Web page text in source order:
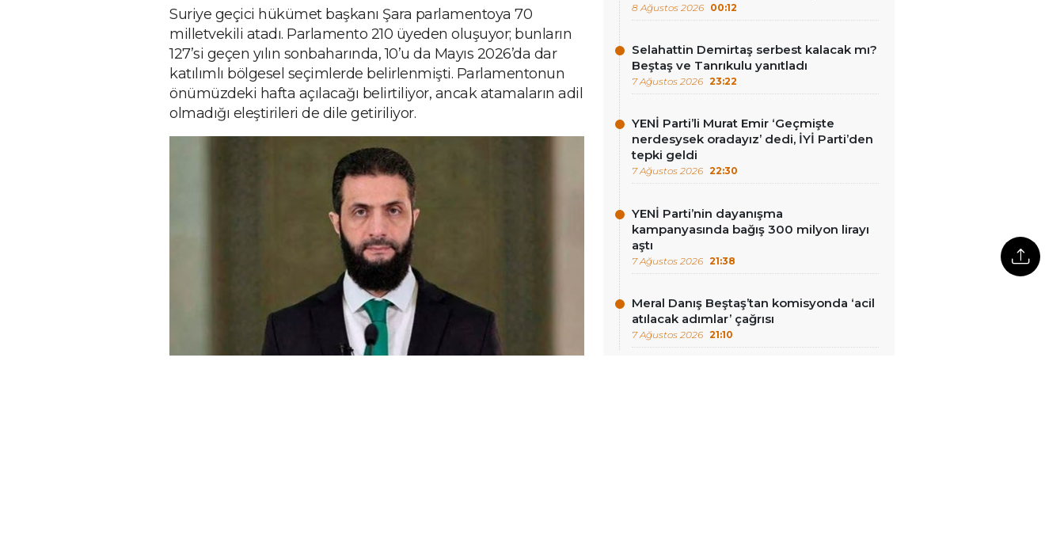
Suriye geçici hükümet başkanı Şara parlamentoya 70
milletvekili atadı. Parlamento 210 üyeden oluşuyor; bunların
127’si geçen yılın sonbaharında, 10’u da Mayıs 2026’da dar
katılımlı bölgesel seçimlerde belirlenmişti. Parlamentonun
önümüzdeki hafta açılacağı belirtiliyor, ancak atamaların adil
olmadığı eleştirileri de dile getiriliyor.
8 Ağustos 2026 00:12
Selahattin Demirtaş serbest kalacak mı?
Beştaş ve Tanrıkulu yanıtladı
7 Ağustos 2026 23:22
YENİ Parti’li Murat Emir ‘Geçmişte
nerdesysek oradayız’ dedi, İYİ Parti’den
tepki geldi
7 Ağustos 2026 22:30
YENİ Parti’nin dayanışma
kampanyasında bağış 300 milyon lirayı
aştı
7 Ağustos 2026 21:38
Meral Danış Beştaş’tan komisyonda ‘acil
atılacak adımlar’ çağrısı
7 Ağustos 2026 21:10